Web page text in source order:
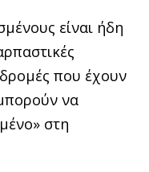
είναι ήδη
που έχουν
να
στη